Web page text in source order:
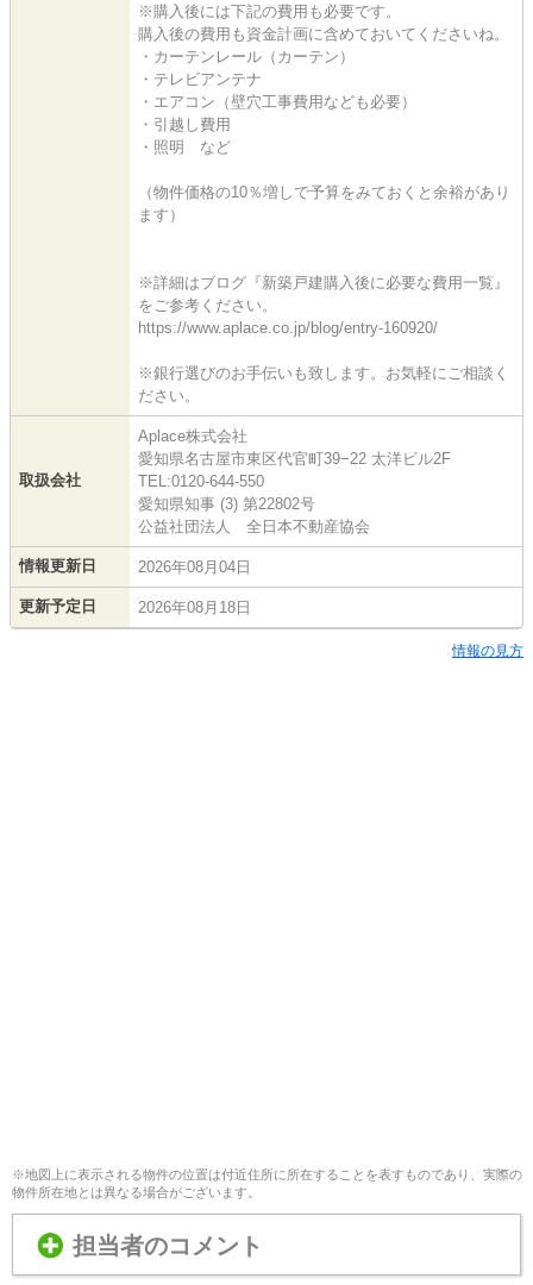
※購入後には下記の費用も必要です。
購入後の費用も資金計画に含めておいてくださいね。
・カーテンレール（カーテン）
・テレビアンテナ
・エアコン（壁穴工事費用なども必要）
・引越し費用
・照明 など
（物件価格の10％増しで予算をみておくと余裕があり
ます）
※詳細はブログ『新築戸建購入後に必要な費用一覧』
をご参考ください。
https://www.aplace.co.jp/blog/entry-160920/
※銀行選びのお手伝いも致します。お気軽にご相談く
ださい。
取扱会社
Aplace株式会社
愛知県名古屋市東区代官町39−22 太洋ビル2F
TEL:0120-644-550
愛知県知事 (3) 第22802号
公益社団法人 全日本不動産協会
情報更新日 2026年08月04日
更新予定日 2026年08月18日
情報の見方
※地図上に表示される物件の位置は付近住所に所在することを表すものであり、実際の
物件所在地とは異なる場合がございます。
担当者のコメント